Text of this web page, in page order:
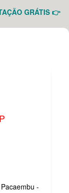
GRÁTIS 👉
-